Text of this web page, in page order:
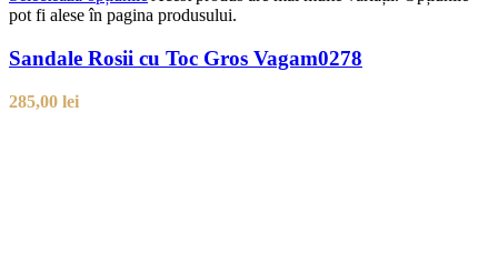
pot fi alese în pagina produsului.
Sandale Rosii cu Toc Gros Vagam0278
285,00 lei